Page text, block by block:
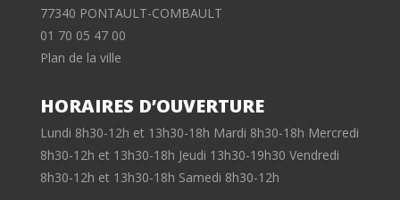
77340 PONTAULT-COMBAULT
01 70 05 47 00
Plan de la ville
HORAIRES D’OUVERTURE
Lundi 8h30-12h et 13h30-18h Mardi 8h30-18h Mercredi
8h30-12h et 13h30-18h Jeudi 13h30-19h30 Vendredi
8h30-12h et 13h30-18h Samedi 8h30-12h